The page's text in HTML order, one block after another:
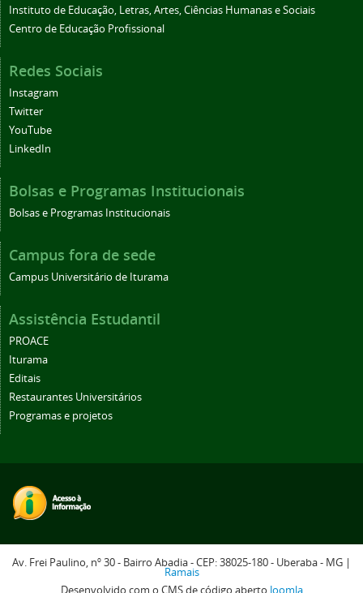
Instituto de Educação, Letras, Artes, Ciências Humanas e Sociais
Centro de Educação Profissional
Redes Sociais
Instagram
Twitter
YouTube
LinkedIn
Bolsas e Programas Institucionais
Bolsas e Programas Institucionais
Campus fora de sede
Campus Universitário de Iturama
Assistência Estudantil
PROACE
Iturama
Editais
Restaurantes Universitários
Programas e projetos
Av. Frei Paulino, nº 30 - Bairro Abadia - CEP: 38025-180 - Uberaba - MG |
Ramais